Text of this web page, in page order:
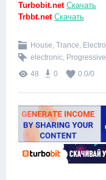
Turbobit.net Скачать
Trbbt.net Скачать
House, Trance, Electro
electronic, Progressive
48
0 0.0/0